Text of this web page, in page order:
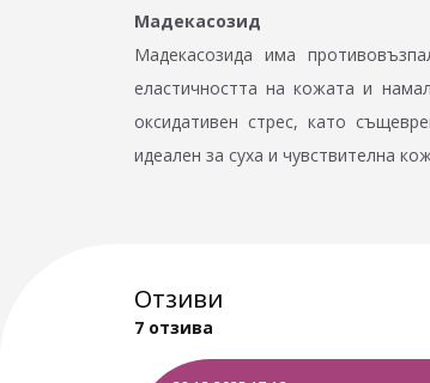
Мадекасозид
Мадекасозида има
еластичността на кожата и
оксидативен стрес, като
идеален за суха и чувствителна
Отзиви
7 отзива